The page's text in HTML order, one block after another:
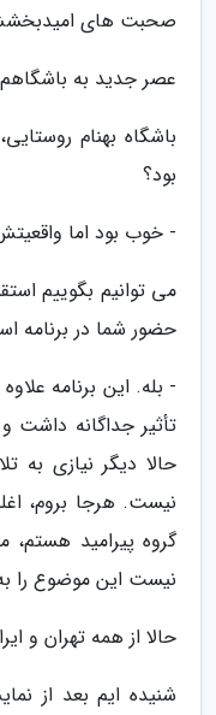
صحبت های
عصر جدید به
باشگاه بهنام
بود؟
- خوب بود اما
می توانیم بگوییم
حضور شما در برنامه
- بله. این برنامه
تأثیر جداگانه داشت
حالا دیگر نیازی به
نیست. هرجا بروم،
گروه پیرامید هستم،
نیست این موضوع را
حالا از همه تهران و
شنیده ایم بعد از